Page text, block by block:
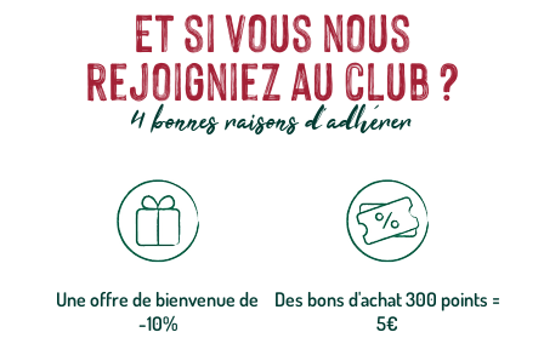
Et si vous nous
rejoigniez au club ?
4 bonnes raisons d'adhérer
Une offre de bienvenue de
-10%
Des bons d'achat 300 points =
5€